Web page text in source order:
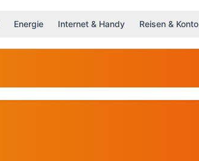
Energie Internet & Handy Reisen & Konto